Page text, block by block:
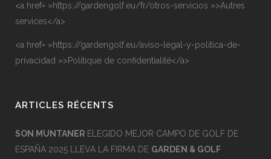
<a href= »https://gardengolf.eu/fr/otros-servicios »>Autres
services</a>
<a href= »https://gardengolf.eu/aviso-legal-y-politica-de-
privacidad »>Politique de confidentialité</a>
ARTICLES RÉCENTS
SON MUNTANER ELEGIDO MEJOR CAMPO DE GOLF DE
ESPAÑA 2025 LLEVA LA FIRMA DE GARDEN & GOLF